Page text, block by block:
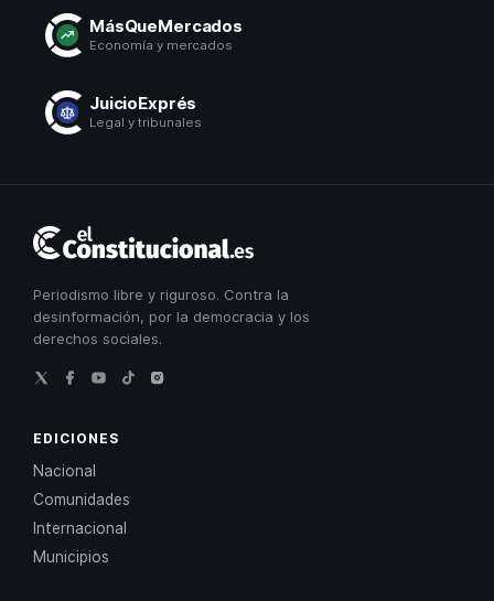
MásQueMercados
Economía y mercados
JuicioExprés
Legal y tribunales
Constitucional
Periodismo libre y riguroso. Contra la
desinformación, por la democracia y los
derechos sociales.
EDICIONES
Nacional
Comunidades
Internacional
Municipios